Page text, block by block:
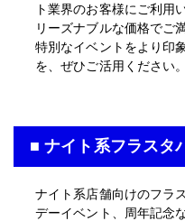
ト業界のお客様にご利用
リーズナブルな価格でご
特別なイベントをより印
を、ぜひご活用ください。
■ ナイト系フラスタ
ナイト系店舗向けのフラ
デーイベント
、周年記念